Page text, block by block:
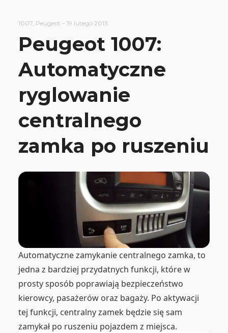
1007, Peugeot – 19 lutego 2013
Peugeot 1007:
Automatyczne
ryglowanie
centralnego
zamka po ruszeniu
Automatyczne zamykanie centralnego zamka, to
jedna z bardziej przydatnych funkcji, które w
prosty sposób poprawiają bezpieczeństwo
kierowcy, pasażerów oraz bagaży. Po aktywacji
tej funkcji, centralny zamek będzie się sam
zamykał po ruszeniu pojazdem z miejsca.